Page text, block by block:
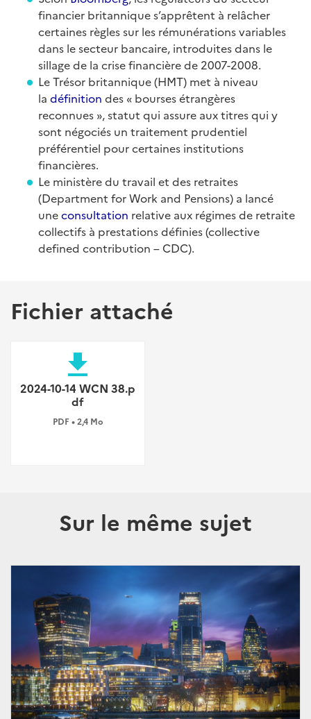
financier britannique s’apprêtent à relâcher
certaines règles sur les rémunérations variables
dans le secteur bancaire, introduites dans le
sillage de la crise financière de 2007-2008.
Le Trésor britannique (HMT) met à niveau
la définition des « bourses étrangères
reconnues », statut qui assure aux titres qui y
sont négociés un traitement prudentiel
préférentiel pour certaines institutions
financières.
Le ministère du travail et des retraites
(Department for Work and Pensions) a lancé
uneconsultation relative aux régimes de retraite
collectifs à prestations définies (collective
defined contribution – CDC).
Fichier attaché
file_download
2024-10-14 WCN 38.p
df
PDF • 2,4 Mo
Sur le même sujet